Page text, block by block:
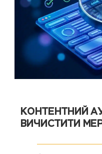
КОНТЕНТНИЙ
ВИЧИСТИТИ